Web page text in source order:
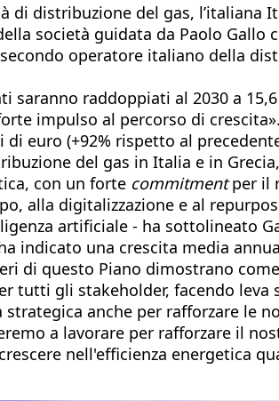
di distribuzione del gas,
società guidata da Paolo
operatore italiano della
saranno raddoppiati al 2030 a
impulso al percorso di crescita».
euro (+92% rispetto al
del gas in Italia e in
con un forte commitmentper il
alla digitalizzazione e al
artificiale - ha sottolineato
indicato una crescita media
di questo Piano dimostrano
tutti gli stakeholder, facendo
anche per rafforzare le
a lavorare per rafforzare il
nell'efficienza energetica